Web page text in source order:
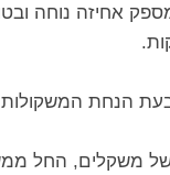
מספק אחיזה נוחה
בעת הנחת
של משקלים, החל